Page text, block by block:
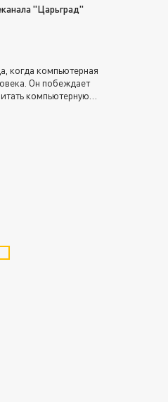
"Царьград"
когда компьютерная
Он побеждает
компьютерную